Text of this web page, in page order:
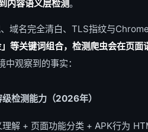
内容语义层检测。
域名完全清白、TLS指纹与
等关键词组合，检测爬虫会在页面
观察到的事实：
级检测能力（2026年）
理解 + 页面功能分类 + APK行为